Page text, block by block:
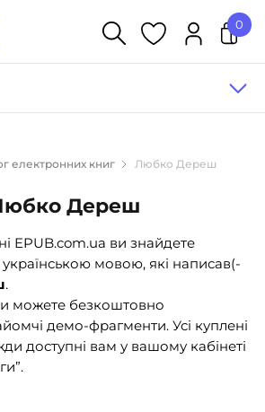
(240)
література (1015)
та посібники (527)
словники (55)
(1)
0
електронних книг Любко Дереш
Дереш
EPUB.com.ua ви знайдете
мовою, які написав(-
.
можете безкоштовно
демо-фрагменти. Усі куплені
доступні вам у вашому кабінеті